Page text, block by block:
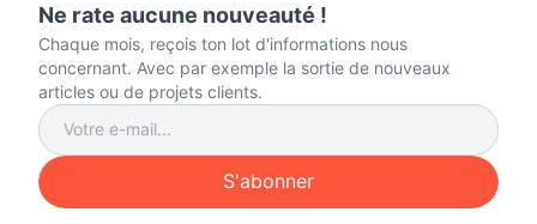
Ne rate aucune nouveauté !
Chaque mois, reçois ton lot d'informations nous
concernant. Avec par exemple la sortie de nouveaux
articles ou de projets clients.
S'abonner